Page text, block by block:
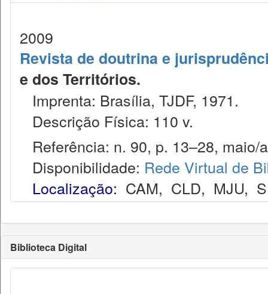
2009
Revista de doutrina e
e dos Territórios.
Imprenta: Brasília, TJDF, 1971.
Descrição Física: 110 v.
Referência: n. 90, p. 13–28, maio/
Disponibilidade: Rede Virtual de
Localização: CAM, CLD, MJU,
Biblioteca Digital